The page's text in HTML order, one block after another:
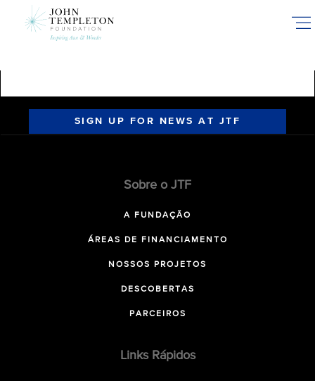
SIGN UP FOR NEWS AT JTF
Sobre o JTF
A FUNDAÇÃO
ÁREAS DE FINANCIAMENTO
NOSSOS PROJETOS
DESCOBERTAS
PARCEIROS
Links Rápidos